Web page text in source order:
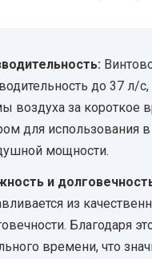
до 37 л/
воздуха за короткое
для использования
мощности.
и
из
Благодаря
времени, что